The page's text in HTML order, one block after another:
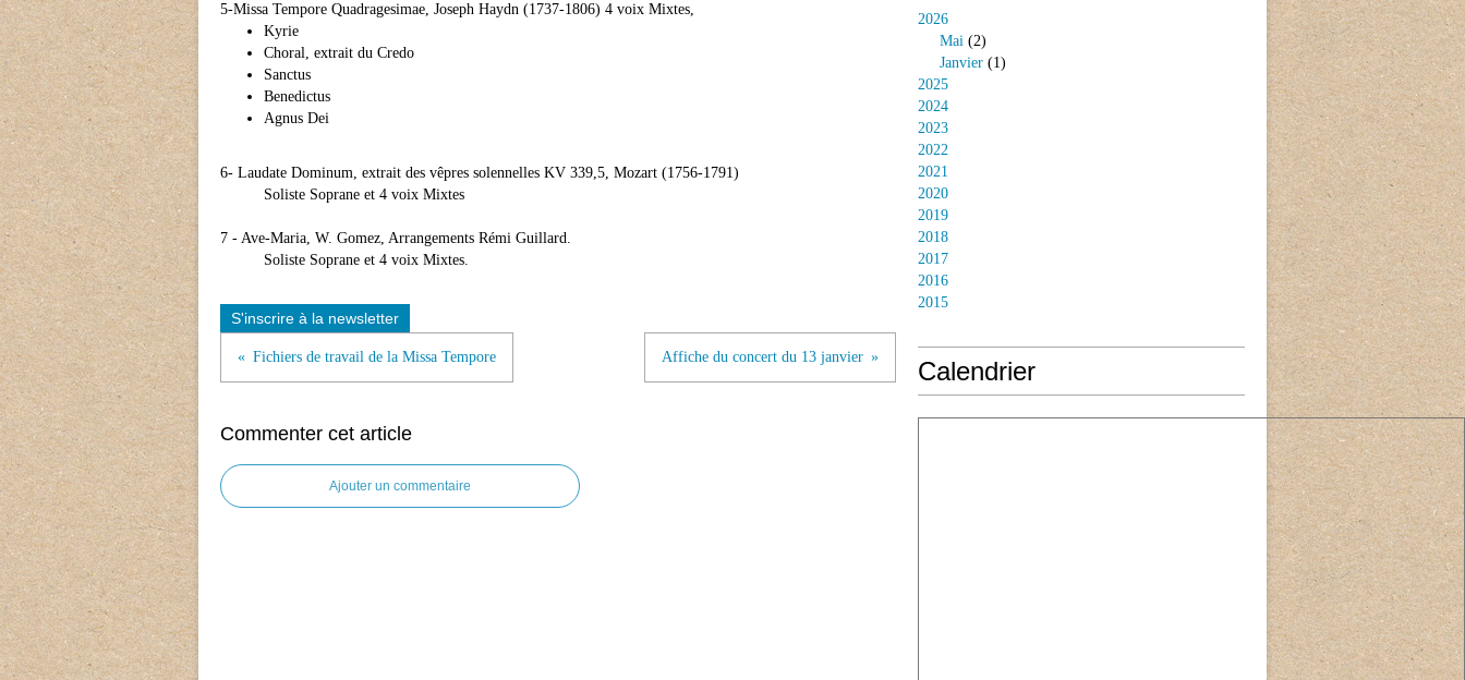
5-Missa Tempore Quadragesimae, Joseph Haydn (1737-1806) 4 voix Mixtes,
Kyrie
Choral, extrait du Credo
Sanctus
Benedictus
Agnus Dei
6- Laudate Dominum, extrait des vêpres solennelles KV 339,5, Mozart (1756-1791)
Soliste Soprane et 4 voix Mixtes
7 - Ave-Maria, W. Gomez, Arrangements Rémi Guillard.
Soliste Soprane et 4 voix Mixtes.
S'inscrire à la newsletter
Fichiers de travail de la Missa Tempore Affiche du concert du 13 janvier
Commenter cet article
Ajouter un commentaire
2026
Mai (2)
Janvier (1)
2025
2024
2023
2022
2021
2020
2019
2018
2017
2016
2015
Calendrier